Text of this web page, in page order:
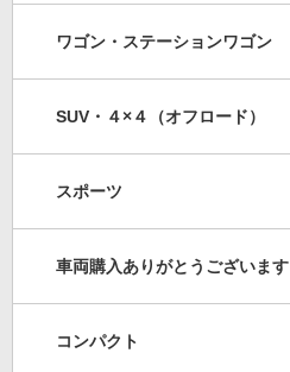
ワゴン・ステーションワゴン
SUV・４×４（オフロード）
スポーツ
車両購入ありがとうございます
コンパクト